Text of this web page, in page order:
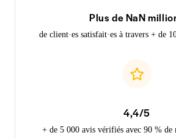
Plus de NaN
de client·es satisfait·es à travers + de
4,4/5
+ de 5 000 avis vérifiés avec 90 % de